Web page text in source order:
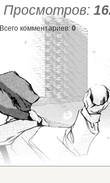
Просмотров:
Всего комментариев:0